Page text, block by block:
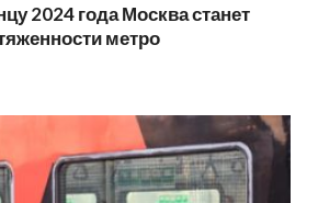
2024 года Москва станет
метро